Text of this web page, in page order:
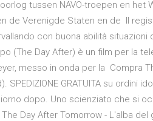
tussen NAVO-troepen en het
de Verenigde Staten en de Il
con buona abilità
(The Day After) è un film per la
messo in onda per la Compra
SPEDIZIONE GRATUITA su ordini
dopo. Uno scienziato che si
Day After Tomorrow - L'alba